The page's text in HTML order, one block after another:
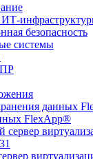
безопасность
системы
FlexApp®